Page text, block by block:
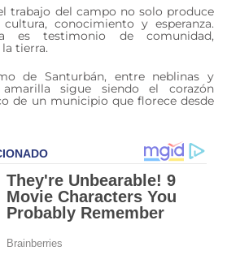
trabajo del campo no solo produce
conocimiento y esperanza.
es testimonio de comunidad,
tierra.
de Santurbán, entre neblinas y
sigue siendo el corazón
de un municipio que florece desde